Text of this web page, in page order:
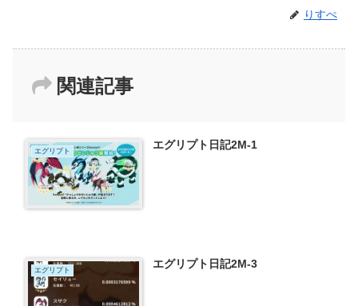
りすぺ
関連記事
エグリプト エグリプト日記2M-1
エグリプト エグリプト日記2M-3